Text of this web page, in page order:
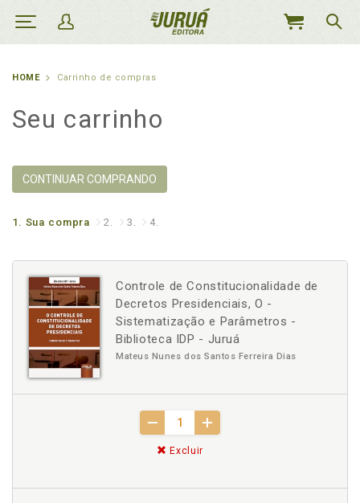
MEU
HOME Carrinho de compras
Seu carrinho
CONTINUAR COMPRANDO
1. Sua compra 2. 3. 4.
Controle de Constitucionalidade de
Decretos Presidenciais, O -
Sistematização e Parâmetros -
Biblioteca IDP - Juruá
Mateus Nunes dos Santos Ferreira Dias
Excluir